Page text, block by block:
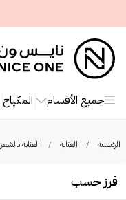
جميع الأقسام المكياج
الرئيسية / العناية / العناية بالشعر
فرز حسب